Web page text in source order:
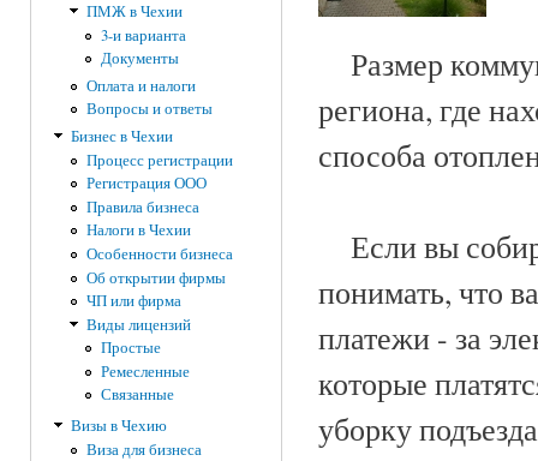
ПМЖ в Чехии
3-и варианта
Документы
Оплата и налоги
Вопросы и ответы
Бизнес в Чехии
Процесс регистрации
Регистрация ООО
Правила бизнеса
Налоги в Чехии
Особенности бизнеса
Об открытии фирмы
ЧП или фирма
Виды лицензий
Простые
Ремесленные
Связанные
Визы в Чехию
Виза для бизнеса
Размер
региона, где
способа
Если вы
понимать, что
платежи - за
которые
уборку